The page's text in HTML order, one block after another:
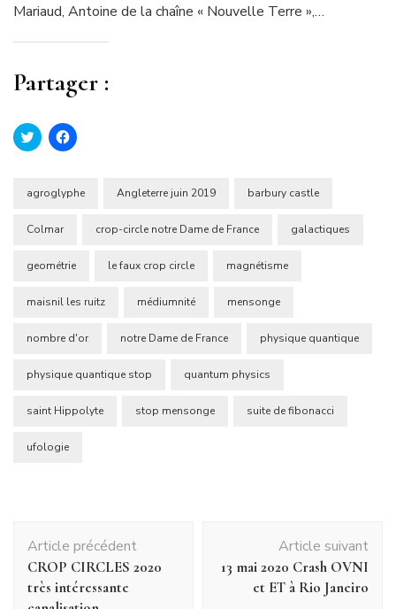
Mariaud, Antoine de la chaîne « Nouvelle Terre »,…
Partager :
Cliquez
pour
dans
une
fenêtre)
Cliquez
pour
dans
fenêtre)
agroglyphe Angleterre juin 2019 barbury castle
Colmar crop-circle notre Dame de France galactiques
geométrie le faux crop circle magnétisme
maisnil les ruitz médiumnité mensonge
nombre d'or notre Dame de France physique quantique
physique quantique stop quantum physics
saint Hippolyte stop mensonge suite de fibonacci
ufologie
d'article
Article précédent
CROP CIRCLES 2020
très intéressante
Article suivant
13 mai 2020 Crash OVNI
et ET à Rio Janeiro